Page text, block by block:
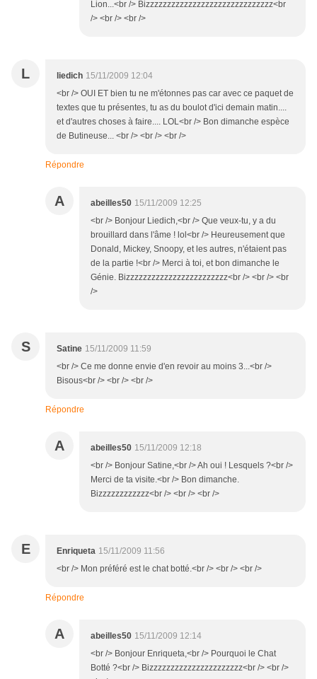
Lion...<br /> Bizzzzzzzzzzzzzzzzzzzzzzzzzzzzzz<br
/> <br /> <br />
L liedich 15/11/2009 12:04
<br /> OUI ET bien tu ne m'étonnes pas car avec ce paquet de
textes que tu présentes, tu as du boulot d'ici demain matin....
et d'autres choses à faire.... LOL<br /> Bon dimanche espèce
de Butineuse... <br /> <br /> <br />
Répondre
A abeilles50 15/11/2009 12:25
<br /> Bonjour Liedich,<br /> Que veux-tu, y a du
brouillard dans l'âme ! lol<br /> Heureusement que
Donald, Mickey, Snoopy, et les autres, n'étaient pas
de la partie !<br /> Merci à toi, et bon dimanche le
Génie. Bizzzzzzzzzzzzzzzzzzzzzzzz<br /> <br /> <br
/>
S Satine 15/11/2009 11:59
<br /> Ce me donne envie d'en revoir au moins 3...<br />
Bisous<br /> <br /> <br />
Répondre
A abeilles50 15/11/2009 12:18
<br /> Bonjour Satine,<br /> Ah oui ! Lesquels ?<br />
Merci de ta visite.<br /> Bon dimanche.
Bizzzzzzzzzzzz<br /> <br /> <br />
E Enriqueta 15/11/2009 11:56
<br /> Mon préféré est le chat botté.<br /> <br /> <br />
Répondre
A abeilles50 15/11/2009 12:14
<br /> Bonjour Enriqueta,<br /> Pourquoi le Chat
Botté ?<br /> Bizzzzzzzzzzzzzzzzzzzzzz<br /> <br />